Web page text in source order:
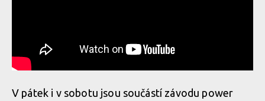
Report: ALLAROUND 2024 - třídenní etapák z Aosty do Aosty -
7600 metrů z kopce na 160 km
V pátek i v sobotu jsou součástí závodu power